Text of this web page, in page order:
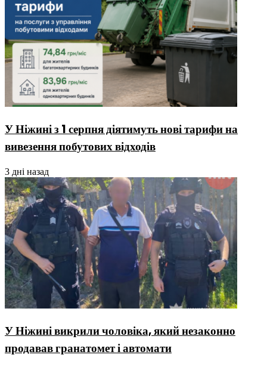
У Ніжині з 1 серпня діятимуть нові тарифи на
вивезення побутових відходів
3 дні назад
У Ніжині викрили чоловіка, який незаконно
продавав гранатомет і автомати